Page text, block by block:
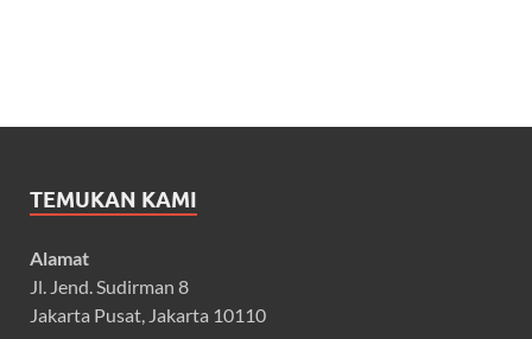
TEMUKAN KAMI
Alamat
Jl. Jend. Sudirman 8
Jakarta Pusat, Jakarta 10110